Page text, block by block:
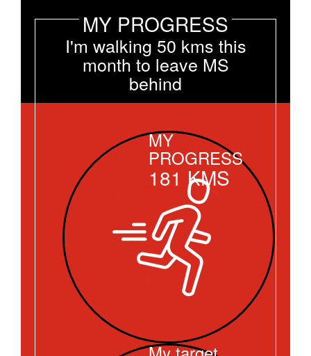
MY PROGRESS
I'm walking 50 kms this
month to leave MS
behind
MY
PROGRESS
181 KMS